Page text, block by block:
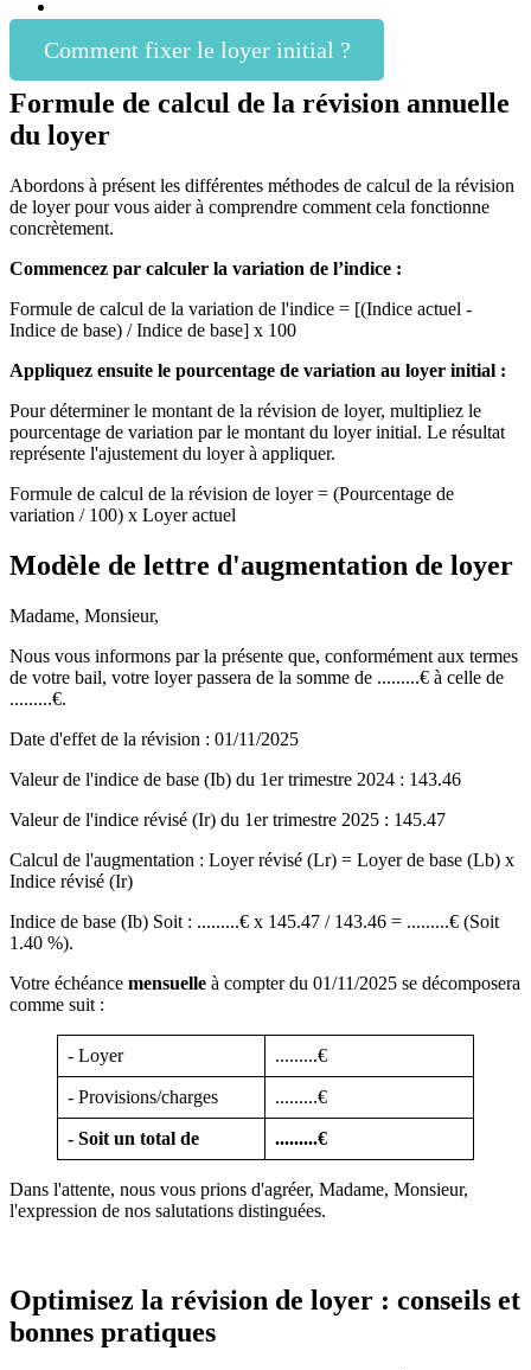
Comment fixer le loyer initial ?
Formule de calcul de la révision annuelle
du loyer
Abordons à présent les différentes méthodes de calcul de la révision
de loyer pour vous aider à comprendre comment cela fonctionne
concrètement.
Commencez par calculer la variation de l’indice :
Formule de calcul de la variation de l'indice = [(Indice actuel -
Indice de base) / Indice de base] x 100
Appliquez ensuite le pourcentage de variation au loyer initial :
Pour déterminer le montant de la révision de loyer, multipliez le
pourcentage de variation par le montant du loyer initial. Le résultat
représente l'ajustement du loyer à appliquer.
Formule de calcul de la révision de loyer = (Pourcentage de
variation / 100) x Loyer actuel
Modèle de lettre d'augmentation de loyer
Madame, Monsieur,
Nous vous informons par la présente que, conformément aux termes
de votre bail, votre loyer passera de la somme de .........€ à celle de
.........€.
Date d'effet de la révision : 01/11/2025
Valeur de l'indice de base (Ib) du 1er trimestre 2024 : 143.46
Valeur de l'indice révisé (Ir) du 1er trimestre 2025 : 145.47
Calcul de l'augmentation : Loyer révisé (Lr) = Loyer de base (Lb) x
Indice révisé (Ir)
Indice de base (Ib) Soit : .........€ x 145.47 / 143.46 = .........€ (Soit
1.40 %).
Votre échéance mensuelle à compter du 01/11/2025 se décomposera
comme suit :
- Loyer .........€
- Provisions/charges .........€
- Soit un total de .........€
Dans l'attente, nous vous prions d'agréer, Madame, Monsieur,
l'expression de nos salutations distinguées.
Optimisez la révision de loyer : conseils et
bonnes pratiques